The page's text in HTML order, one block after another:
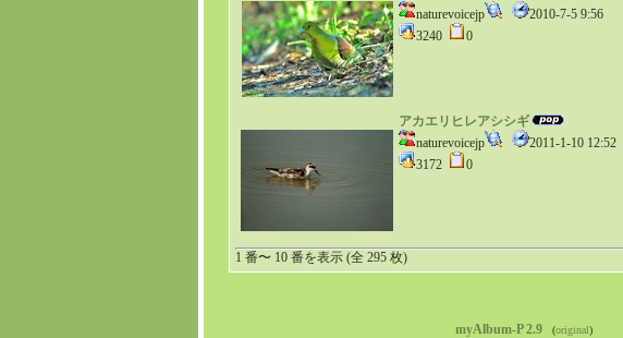
naturevoicejp
2010-7-5 9:56
3240
0
アカエリヒレアシシギ
naturevoicejp
2011-1-10 12:52
3172
0
1 番〜 10 番を表示 (全 295 枚)
myAlbum-P 2.9 (original)